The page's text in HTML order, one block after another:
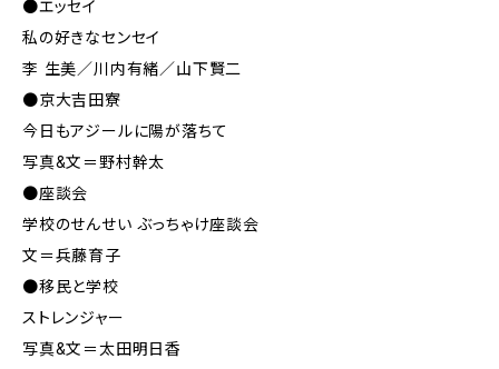
●エッセイ
私の好きなセンセイ
李 生美／川内有緒／山下賢二
●京大吉田寮
今日もアジールに陽が落ちて
写真&文＝野村幹太
●座談会
学校のせんせい ぶっちゃけ座談会
文＝兵藤育子
●移民と学校
ストレンジャー
写真&文＝太田明日香